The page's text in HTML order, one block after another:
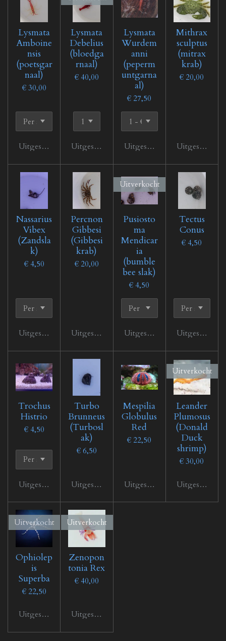
Lysmata
Amboine
nsis
(poetsgar
naal)
€ 30,00
Uitgeschakeld
Lysmata
Debelius
(bloedga
rnaal)
€ 40,00
Uitgeschakeld
Lysmata
Wurdem
anni
(peperm
untgarna
al)
€ 27,50
Uitgeschakeld
Mithrax
sculptus
(mitrax
krab)
€ 20,00
Uitgeschakeld
Nassarius
Vibex
(Zandsla
k)
€ 4,50
Uitgeschakeld
Percnon
Gibbesi
(Gibbesi
krab)
€ 20,00
Uitgeschakeld
Uitverkocht
Pusiosto
ma
Mendicar
ia
(bumble
bee slak)
€ 4,50
Uitgeschakeld
Tectus
Conus
€ 4,50
Uitgeschakeld
Trochus
Histrio
€ 4,50
Uitgeschakeld
Turbo
Brunneus
(Turbosl
ak)
€ 6,50
Uitgeschakeld
Mespilia
Globulus
Red
€ 22,50
Uitgeschakeld
Uitverkocht
Leander
Plumosus
(Donald
Duck
shrimp)
€ 30,00
Uitgeschakeld
Uitverkocht
Ophiolep
is
Superba
€ 22,50
Uitgeschakeld
Uitverkocht
Zenopon
tonia Rex
€ 40,00
Uitgeschakeld